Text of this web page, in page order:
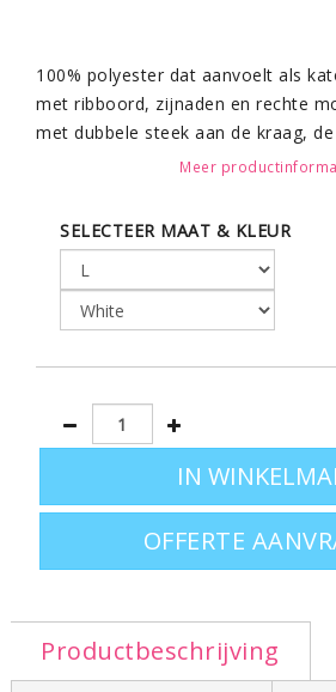
100% polyester dat aanvoelt als
met ribboord, zijnaden en rechte
met dubbele steek aan de kraag,
de onderkant. Idealesportshirtsom
Leverbaar in de maten S - M - L - XL
Meer
SELECTEER MAAT & KLEUR
OFFERTE
Productbeschrijving